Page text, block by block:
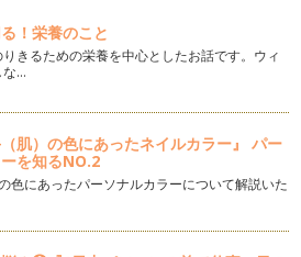
よくきき、忘れ物はせず、宿題を
そ…
）
今年はどんなことをやりますか？
両論があるかと思います。小さいうち
がいいのか…
！栄養のこと
きるための栄養を中心としたお話です。ウィ
な…
（肌）の色にあったネイルカラー』 パー
を知るNO.2
色にあったパーソナルカラーについて解説いた